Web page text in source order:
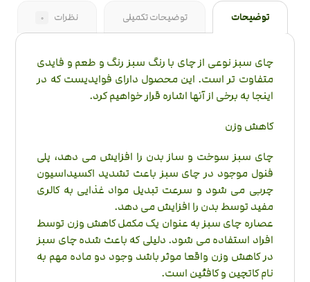
توضیحات توضیحات تکمیلی نظرات 0
چای سبز نوعی از چای با رنگ سبز رنگ و طعم و فایدی
متفاوت تر است. این محصول دارای فوایدیست که در
اینجا به برخی از آنها اشاره قرار خواهیم کرد.
کاهش وزن
چای سبز سوخت و ساز بدن را افزایش می دهد، پلی
فنول موجود در چای سبز باعث تشدید اکسیداسیون
چربی می شود و سرعت تبدیل مواد غذایی به کالری
مفید توسط بدن را افزایش می دهد.
عصاره چای سبز به عنوان یک مکمل کاهش وزن توسط
افراد استفاده می شود. دلیلی که باعث شده چای سبز
در کاهش وزن واقعا موثر باشد وجود دو ماده مهم به
نام کاتچین و کافئین است.